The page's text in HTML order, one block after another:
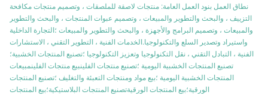
نطاق العمل بنود العمل العامة: منتجات لاصقة للملصقات ، وتصميم منتجات مكافحة
التزييف ، والبحث والتطوير والمبيعات ، وتصميم عبوات المنتجات ، والبحث والتطوير
والمبيعات ، وتصميم البرامج والأجهزة ، والبحث والتطوير والمبيعات ؛التجارة الداخلية
واستيراد وتصدير السلع والتكنولوجيا.الخدمات الفنية ، التطوير التقني ، الاستشارات
الفنية ، التبادل التقني ، نقل التكنولوجيا وتعزيز التكنولوجيا ؛تصنيع المنتجات الخشبية؛
تصنيع المنتجات الخشبية اليومية ؛تصنيع منتجات الفلينبيع منتجات الفلينمبيعات
المنتجات الخشبية اليومية ؛بيع مواد ومنتجات التعبئة والتغليف ؛تصنيع المنتجات
الورقية؛بيع المنتجات الورقيةتصنيع المنتجات البلاستيكية؛بيع المنتجات